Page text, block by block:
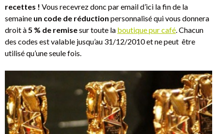
recettes ! Vous recevrez donc par email d’ici la fin de la
semaine un code de réduction personnalisé qui vous donnera
droit à5 % de remisesur toute la boutique pur café. Chacun
des codes est valable jusqu’au 31/12/2010 et ne peut être
utilisé qu’une seule fois.